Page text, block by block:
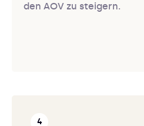
den AOV zu steigern.